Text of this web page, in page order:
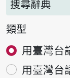
搜尋辭典
類型
用臺灣台
用臺灣台